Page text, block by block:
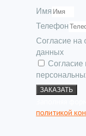
Имя
Телефон
Согласие на
данных
Согласие
ЗАКАЗАТЬ
политикой